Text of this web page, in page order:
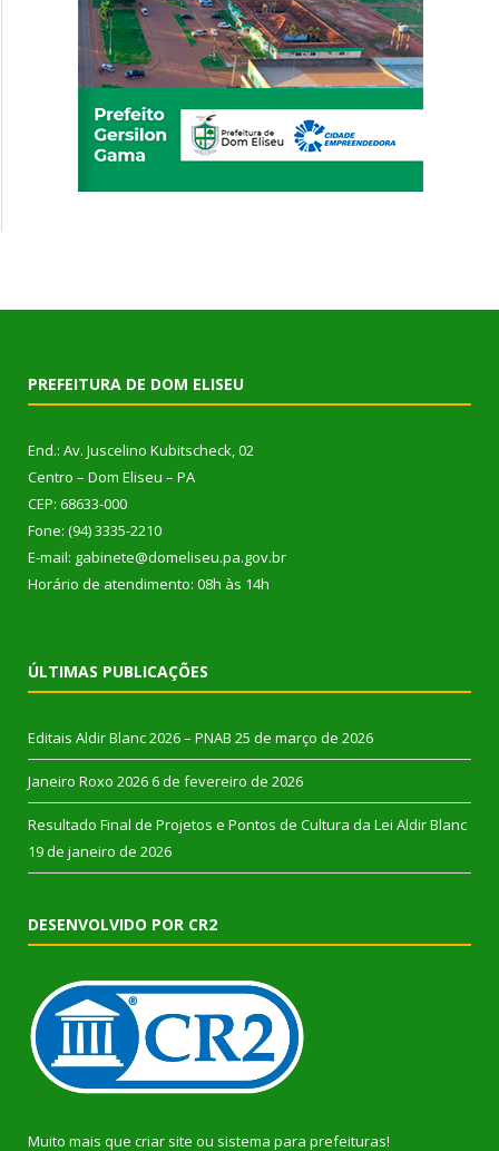
PREFEITURA DE DOM ELISEU
End.: Av. Juscelino Kubitscheck, 02
Centro – Dom Eliseu – PA
CEP: 68633-000
Fone: (94) 3335-2210
E-mail: gabinete@domeliseu.pa.gov.br
Horário de atendimento: 08h às 14h
ÚLTIMAS PUBLICAÇÕES
Editais Aldir Blanc 2026 – PNAB 25 de março de 2026
Janeiro Roxo 2026 6 de fevereiro de 2026
Resultado Final de Projetos e Pontos de Cultura da Lei Aldir Blanc
19 de janeiro de 2026
DESENVOLVIDO POR CR2
Muito mais que criar site ou sistema para prefeituras!